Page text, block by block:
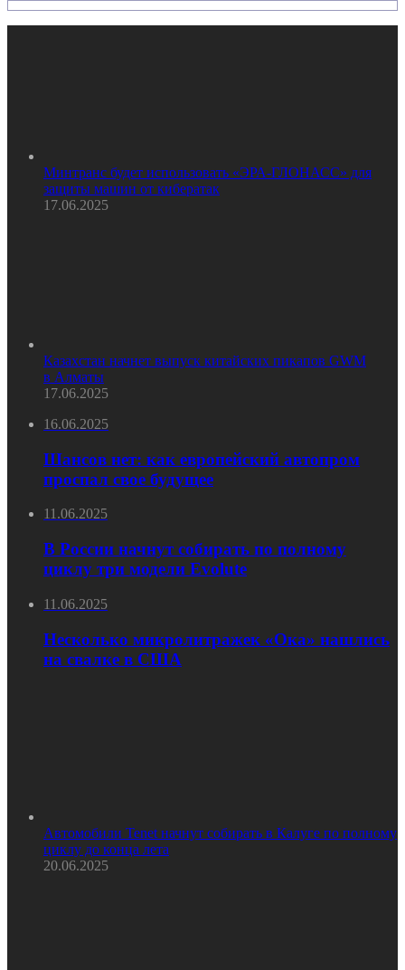
Минтранс будет использовать «ЭРА-ГЛОНАСС» для
защиты машин от кибератак
17.06.2025
Казахстан начнет выпуск китайских пикапов GWM
в Алматы
17.06.2025
16.06.2025
Шансов нет: как европейский автопром
проспал свое будущее
11.06.2025
В России начнут собирать по полному
циклу три модели Evolute
11.06.2025
Несколько микролитражек «Ока» нашлись
на свалке в США
Автомобили Tenet начнут собирать в Калуге по полному
циклу до конца лета
20.06.2025